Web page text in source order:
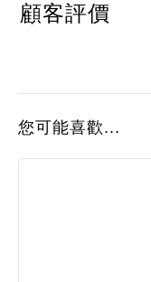
顧客評價
您可能喜歡...